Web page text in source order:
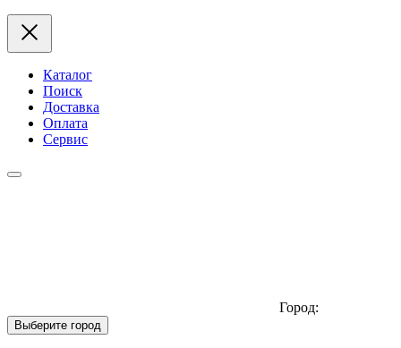
Каталог
Поиск
Доставка
Оплата
Сервис
Город:
Выберите город